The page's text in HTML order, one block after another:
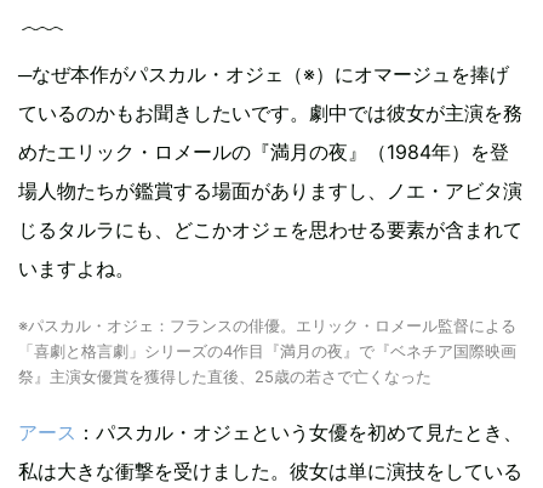
─なぜ本作がパスカル・オジェ（※）にオマージュを捧げ
ているのかもお聞きしたいです。劇中では彼女が主演を務
めたエリック・ロメールの『満月の夜』（1984年）を登
場人物たちが鑑賞する場面がありますし、ノエ・アビタ演
じるタルラにも、どこかオジェを思わせる要素が含まれて
いますよね。
※パスカル・オジェ：フランスの俳優。エリック・ロメール監督による
「喜劇と格言劇」シリーズの4作目『満月の夜』で『ベネチア国際映画
祭』主演女優賞を獲得した直後、25歳の若さで亡くなった
アース ：パスカル・オジェという女優を初めて見たとき、
私は大きな衝撃を受けました。彼女は単に演技をしている